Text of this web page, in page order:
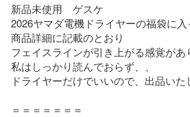
新品未使用　ゲスケ
2026ヤマダ電機ドライヤーの福袋に入
商品詳細に記載のとおり
フェイスラインが引き上がる感覚があ
私はしっかり読んでおらず、、
ドライヤーだけでいいので、出品いた
＝＝＝＝＝＝＝